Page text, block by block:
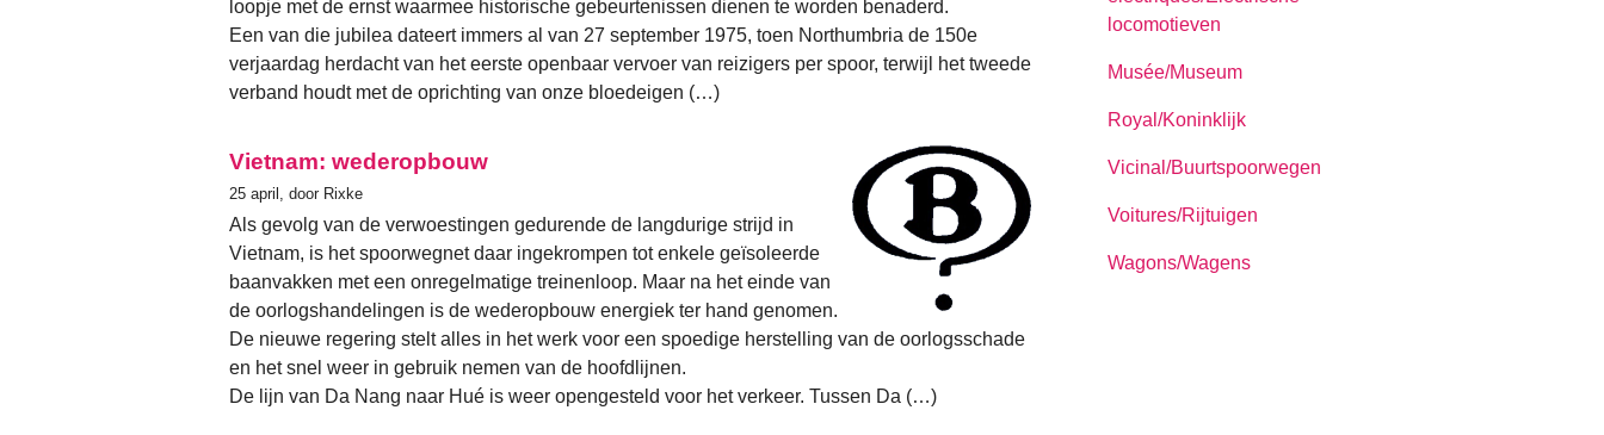
loopje met de ernst waarmee historische gebeurtenissen dienen te worden benaderd.
Een van die jubilea dateert immers al van 27 september 1975, toen Northumbria de 150e
verjaardag herdacht van het eerste openbaar vervoer van reizigers per spoor, terwijl het tweede
verband houdt met de oprichting van onze bloedeigen (…)
Vietnam: wederopbouw
25 april, door Rixke
Als gevolg van de verwoestingen gedurende de langdurige strijd in
Vietnam, is het spoorwegnet daar ingekrompen tot enkele geïsoleerde
baanvakken met een onregelmatige treinenloop. Maar na het einde van
de oorlogshandelingen is de wederopbouw energiek ter hand genomen.
De nieuwe regering stelt alles in het werk voor een spoedige herstelling van de oorlogsschade
en het snel weer in gebruik nemen van de hoofdlijnen.
De lijn van Da Nang naar Hué is weer opengesteld voor het verkeer. Tussen Da (…)
locomotieven
Musée/Museum
Royal/Koninklijk
Vicinal/Buurtspoorwegen
Voitures/Rijtuigen
Wagons/Wagens